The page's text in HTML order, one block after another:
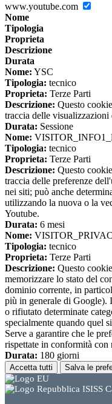
www.youtube.com
Nome
Tipologia
Proprieta
Descrizione
Durata
Nome: YSC
Tipologia: tecnico
Proprieta: Terze Parti
Descrizione: Questo
traccia delle
Durata: Sessione
Nome:
Tipologia: tecnico
Proprieta: Terze Parti
Descrizione: Questo
traccia delle preferenze
nei siti; può anche
utilizzando la nuova o la
Youtube.
Durata: 6 mesi
Nome:
Tipologia: tecnico
Proprieta: Terze Parti
Descrizione: Questo
memorizzare lo stato del
dominio corrente, in
più in generale di Google).
o rifiutato determinate
specialmente quando quel
Serve a garantire che le
rispettate in conformità
Durata: 180 giorni
Accetta tutti Salva le
ISISS